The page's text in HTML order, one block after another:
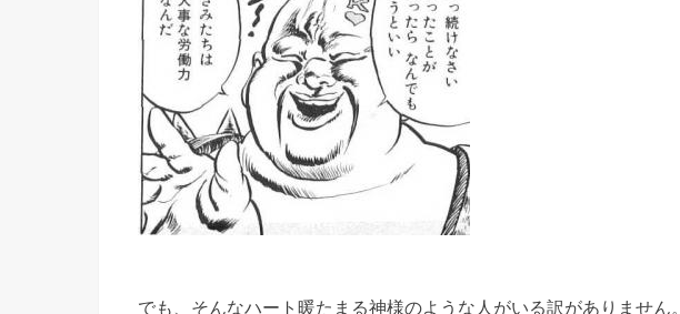
でも、そんなハート暖たまる神様のような人がいる訳がありません。